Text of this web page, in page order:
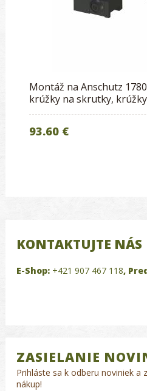
Montáž na Anschutz
krúžky na skrutky,
93.60 €
KONTAKTUJTE NÁS
E-Shop: +421 907 467 118,
ZASIELANIE
Prihláste sa k odberu noviniek a
nákup!